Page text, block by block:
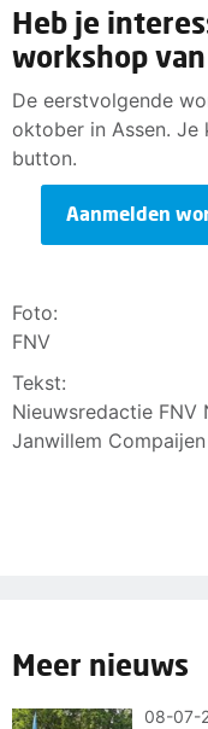
Heb je
workshop
De eerstvolgende
oktober in Assen. Je
button.
Aanmelden
Foto:
FNV
Tekst:
Nieuwsredactie FNV
Janwillem Compaijen
Meer nieuws
08-07-